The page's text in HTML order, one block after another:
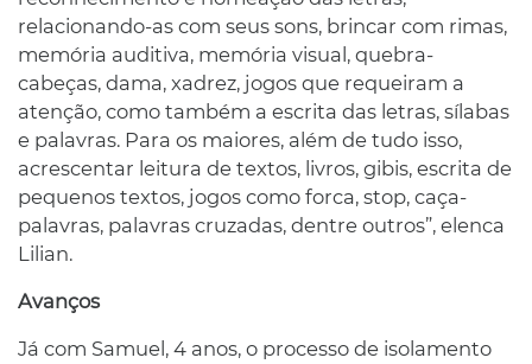
relacionando-as com seus sons, brincar com rimas,
memória auditiva, memória visual, quebra-
cabeças, dama, xadrez, jogos que requeiram a
atenção, como também a escrita das letras, sílabas
e palavras. Para os maiores, além de tudo isso,
acrescentar leitura de textos, livros, gibis, escrita de
pequenos textos, jogos como forca, stop, caça-
palavras, palavras cruzadas, dentre outros”, elenca
Lilian.
Avanços
Já com Samuel, 4 anos, o processo de isolamento